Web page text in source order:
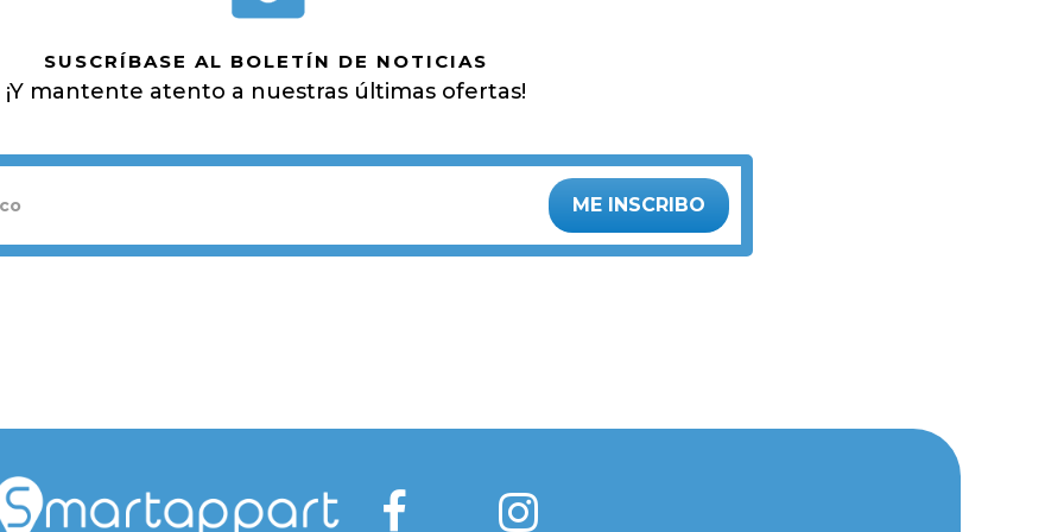
SUSCRÍBASE AL BOLETÍN DE NOTICIAS
¡Y mantente atento a nuestras últimas ofertas!
ME INSCRIBO